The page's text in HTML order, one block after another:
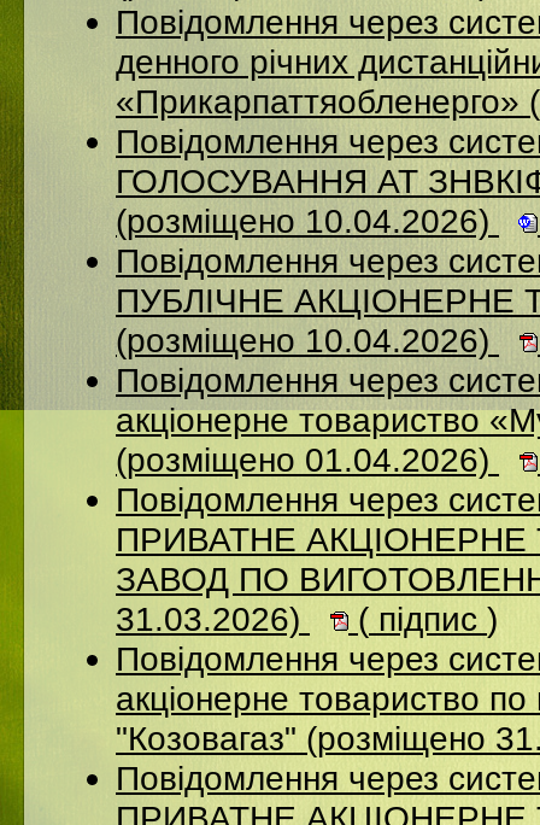
Повідомлення через
денного річних
Повідомлення через
ГОЛОСУВАННЯ АТ
(розміщено 10.04.2026)
Повідомлення через
ПУБЛІЧНЕ
(розміщено 10.04.2026)
Повідомлення через
акціонерне товариство
(розміщено 01.04.2026)
Повідомлення через
ПРИВАТНЕ
ЗАВОД ПО
31.03.2026)
( підпис )
Повідомлення через
акціонерне товариство по
"Козовагаз" (розміщено
Повідомлення через